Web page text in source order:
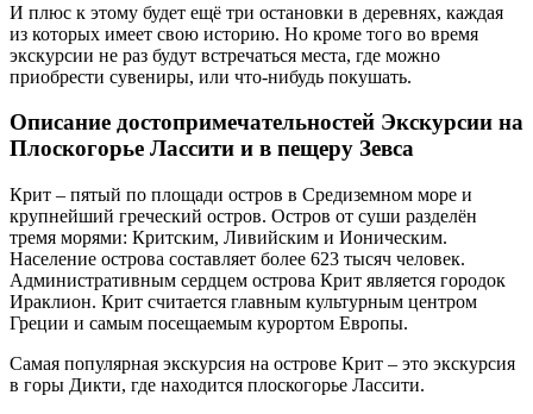
И плюс к этому будет ещё три остановки в деревнях, каждая
из которых имеет свою историю. Но кроме того во время
экскурсии не раз будут встречаться места, где можно
приобрести сувениры, или что-нибудь покушать.
Описание достопримечательностей Экскурсии на
Плоскогорье Лассити и в пещеру Зевса
Крит – пятый по площади остров в Средиземном море и
крупнейший греческий остров. Остров от суши разделён
тремя морями: Критским, Ливийским и Ионическим.
Население острова составляет более 623 тысяч человек.
Административным сердцем острова Крит является городок
Ираклион. Крит считается главным культурным центром
Греции и самым посещаемым курортом Европы.
Самая популярная экскурсия на острове Крит – это экскурсия
в горы Дикти, где находится плоскогорье Лассити.